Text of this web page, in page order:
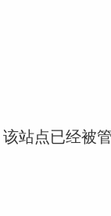
站点已经被